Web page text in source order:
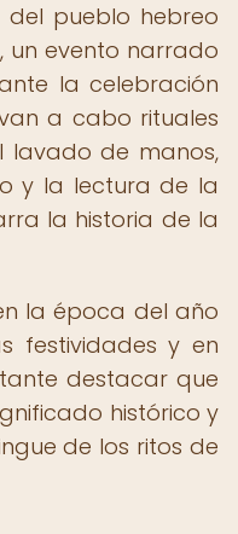
pueblo hebreo
un evento narrado
la celebración
a cabo rituales
lavado de manos,
y la lectura de la
la historia de la
la época del año
festividades y en
destacar que
histórico y
de los ritos de